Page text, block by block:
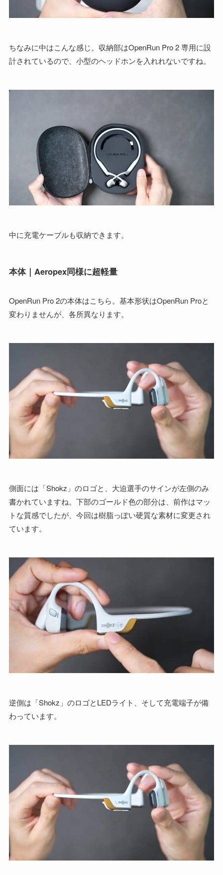
ちなみに中はこんな感じ。収納部はOpenRun Pro 2 専用に設
計されているので、小型のヘッドホンを入れれないですね。
中に充電ケーブルも収納できます。
本体｜Aeropex同様に超軽量
OpenRun Pro 2の本体はこちら。基本形状はOpenRun Proと
変わりませんが、各所異なります。
側面には「Shokz」のロゴと、大迫選手のサインが左側のみ
書かれていますね。下部のゴールド色の部分は、前作はマッ
トな質感でしたが、今回は樹脂っぽい硬質な素材に変更され
ています。
逆側は「Shokz」のロゴとLEDライト、そして充電端子が備
わっています。